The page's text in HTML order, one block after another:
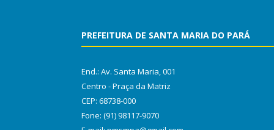
PREFEITURA DE SANTA MARIA DO PARÁ
End.: Av. Santa Maria, 001
Centro - Praça da Matriz
CEP: 68738-000
Fone: (91) 98117-9070